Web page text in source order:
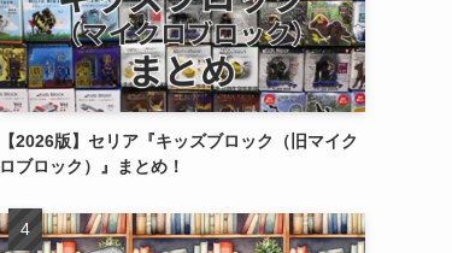
【2026版】セリア『キッズブロック（旧マイク
ロブロック）』まとめ！